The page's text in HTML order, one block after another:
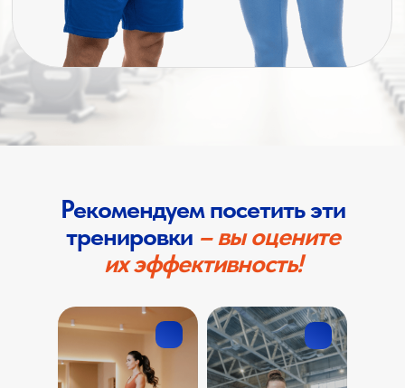
Рекомендуем посетить эти
тренировки – вы оцените
их эффективность!
бесплатную
консультацию